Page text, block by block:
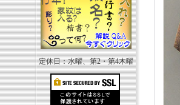
定休日：水曜、第2・第4木曜